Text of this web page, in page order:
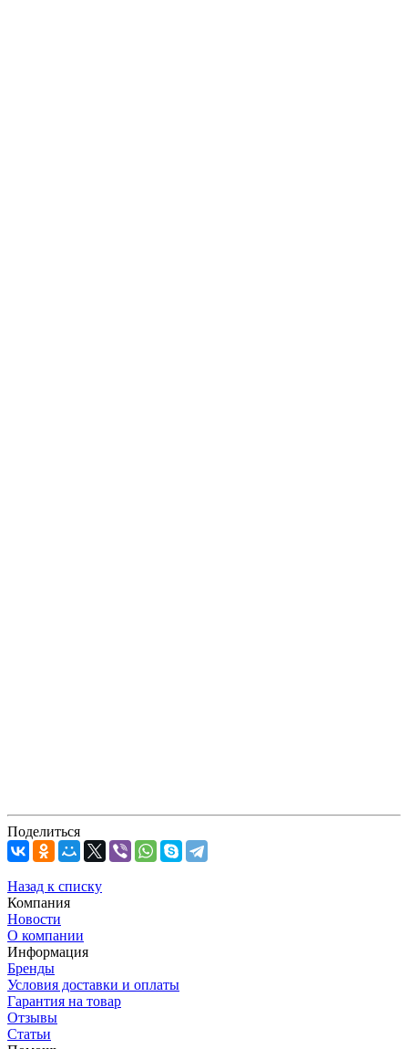
Поделиться
Назад к списку
Компания
Новости
О компании
Информация
Бренды
Условия доставки и оплаты
Гарантия на товар
Отзывы
Статьи